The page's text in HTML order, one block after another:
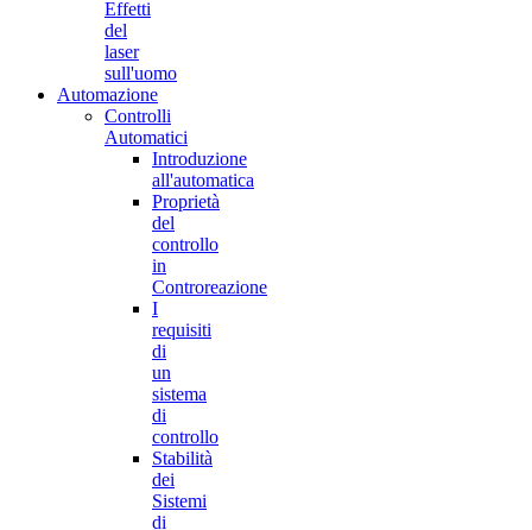
Effetti
del
laser
sull'uomo
Automazione
Controlli
Automatici
Introduzione
all'automatica
Proprietà
del
controllo
in
Controreazione
I
requisiti
di
un
sistema
di
controllo
Stabilità
dei
Sistemi
di